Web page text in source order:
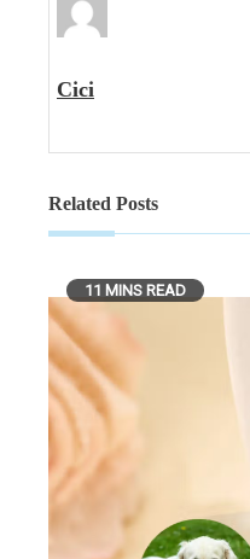
Cici
Related Posts
11 MINS READ